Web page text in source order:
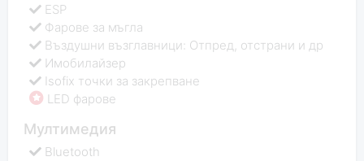
ESP
Фарове за мъгла
Въздушни възглавници: Отпред, отстрани и др
Имобилайзер
Isofix точки за закрепване
LED фарове
Мултимедия
Bluetooth